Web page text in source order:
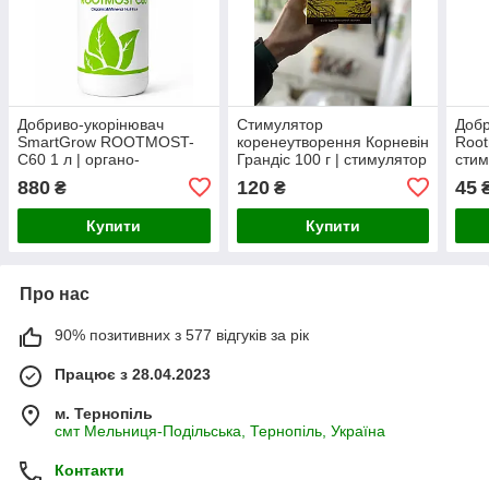
Добриво-укорінювач
SmartGrow ROOTMOST-
C60 1 л | органо-
мінеральний стимулятор
розвитку кореневої
системи
880 ₴
Купити
Стимулятор
коренеутворення Корневін
Грандіс 100 г | стимулятор
індоліл-3-масляної
кислоти
120₴
Купити
45
Про нас
90% позитивних з 577 відгуків за рік
Працює з 28.04.2023
м. Тернопіль
смт Мельниця-Подільська, Тернопіль, Україна
Контакти